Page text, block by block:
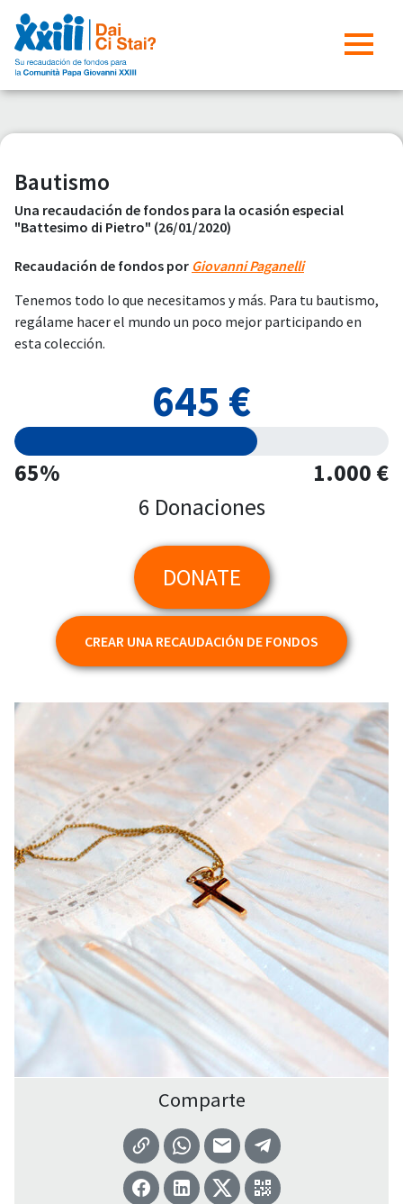
Bautismo
Una recaudación de fondos para la ocasión especial
"Battesimo di Pietro" (26/01/2020)
Recaudación de fondos por Giovanni Paganelli
Tenemos todo lo que necesitamos y más. Para tu bautismo,
regálame hacer el mundo un poco mejor participando en
esta colección.
645 €
65%
1.000 €
6 Donaciones
DONATE
CREAR UNA RECAUDACIÓN DE FONDOS
Comparte